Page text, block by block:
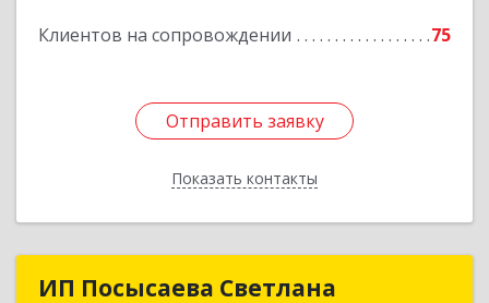
Клиентов на сопровождении 75
Отправить заявку
Показать контакты
Отправить заявку
Назад
ИП Посысаева Светлана
ИП Посысаева Светлана